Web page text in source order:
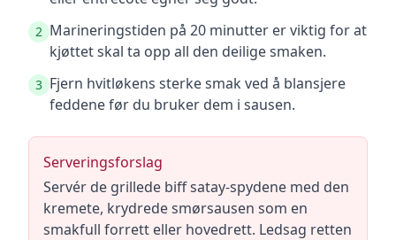
2 Marineringstiden på 20 minutter er viktig for at
kjøttet skal ta opp all den deilige smaken.
3 Fjern hvitløkens sterke smak ved å blansjere
feddene før du bruker dem i sausen.
Serveringsforslag
Servér de grillede biff satay-spydene med den
kremete, krydrede smørsausen som en
smakfull forrett eller hovedrett. Ledsag retten